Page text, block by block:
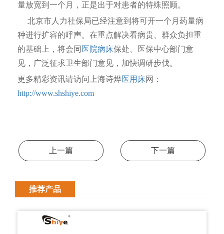
量放宽到一个月，正是出于对患者的特殊照顾。
北京市人力社保局已经注意到将可开一个月药量病
种进行扩容的呼声。在重点解决看病贵、群众负担重
的基础上，将会同 医院病床保处、医保中心部门意
见，广泛征求卫生部门意见，加快调研步伐。
更多精彩资讯请访问上海诗烨医用床网：
http://www.shshiye.com
上一篇 下一篇
推荐产品